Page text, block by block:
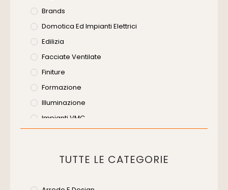
Brands
Domotica Ed Impianti Elettrici
Edilizia
Facciate Ventilate
Finiture
Formazione
Illuminazione
Impianti VMC
Progettazione Infrastrutturale
TUTTE LE CATEGORIE